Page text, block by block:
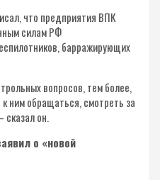
что предприятия ВПК
силам РФ
барражирующих
вопросов, тем более,
ним обращаться, смотреть за
сказал он.
о «новой